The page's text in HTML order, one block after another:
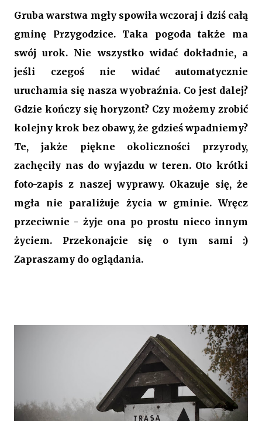
Gruba warstwa mgły spowiła wczoraj i dziś całą
gminę Przygodzice. Taka pogoda także ma
swój urok. Nie wszystko widać dokładnie, a
jeśli czegoś nie widać automatycznie
uruchamia się nasza wyobraźnia. Co jest dalej?
Gdzie kończy się horyzont? Czy możemy zrobić
kolejny krok bez obawy, że gdzieś wpadniemy?
Te, jakże piękne okoliczności przyrody,
zachęciły nas do wyjazdu w teren. Oto krótki
foto-zapis z naszej wyprawy. Okazuje się, że
mgła nie paraliżuje życia w gminie. Wręcz
przeciwnie - żyje ona po prostu nieco innym
życiem. Przekonajcie się o tym sami :)
Zapraszamy do oglądania.